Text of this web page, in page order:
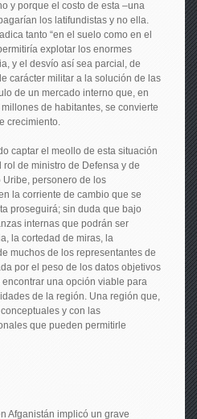
y porque el costo de esta –una
los latifundistas y no ella.
tanto “en el suelo como en el
explotar los enormes
y el desvío así sea parcial, de
carácter militar a la solución de las
de un mercado interno que, en
de habitantes, se convierte
crecimiento.
captar el meollo de esta situación
de ministro de Defensa y de
personero de los
la corriente de cambio que se
proseguirá; sin duda que bajo
internas que podrán ser
la cortedad de miras, la
muchos de los representantes de
por el peso de los datos objetivos
una opción viable para
de la región. Una región que,
y con las
que pueden permitirle
Afganistán implicó un grave